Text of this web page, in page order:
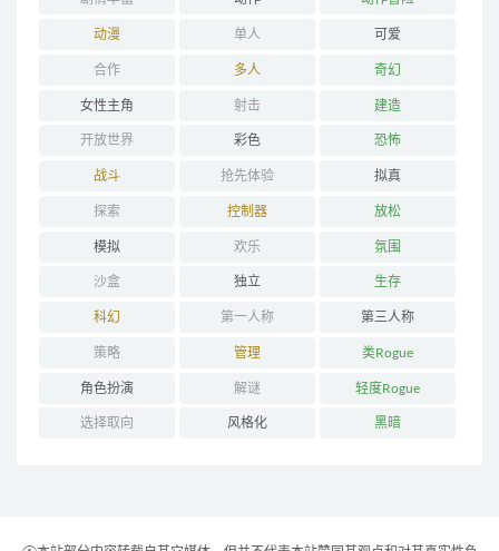
动漫 单人 可爱
合作 多人 奇幻
女性主角 射击 建造
开放世界 彩色 恐怖
战斗 抢先体验 拟真
探索 控制器 放松
模拟 欢乐 氛围
沙盒 独立 生存
科幻 第一人称 第三人称
策略 管理 类Rogue
角色扮演 解谜 轻度Rogue
选择取向 风格化 黑暗